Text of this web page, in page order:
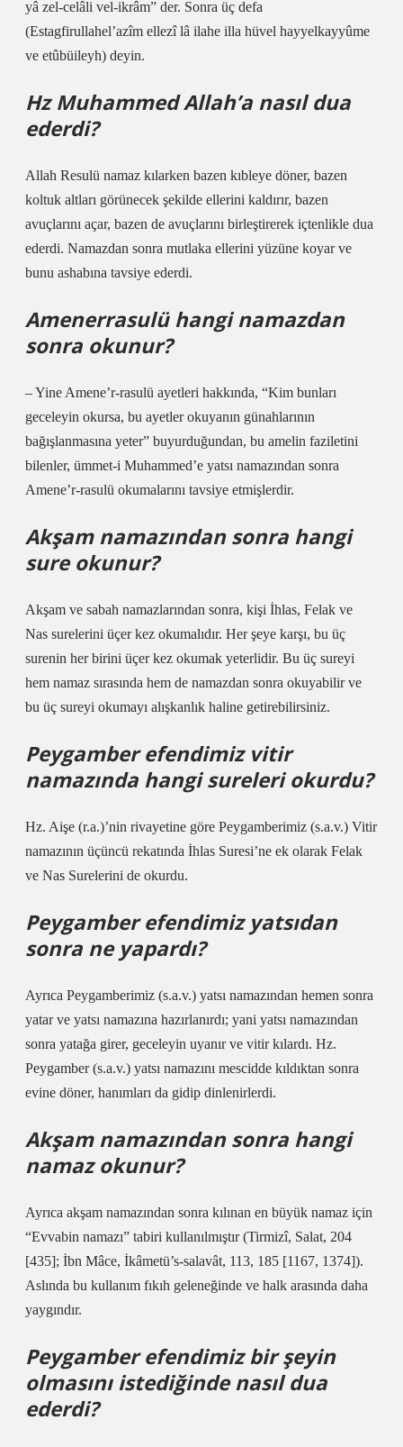
yâ zel-celâli vel-ikrâm” der. Sonra üç defa
(Estagfirullahel’azîm ellezî lâ ilahe illa hüvel hayyelkayyûme
ve etûbüileyh) deyin.
Hz Muhammed Allah’a nasıl dua
ederdi?
Allah Resulü namaz kılarken bazen kıbleye döner, bazen
koltuk altları görünecek şekilde ellerini kaldırır, bazen
avuçlarını açar, bazen de avuçlarını birleştirerek içtenlikle dua
ederdi. Namazdan sonra mutlaka ellerini yüzüne koyar ve
bunu ashabına tavsiye ederdi.
Amenerrasulü hangi namazdan
sonra okunur?
– Yine Amene’r-rasulü ayetleri hakkında, “Kim bunları
geceleyin okursa, bu ayetler okuyanın günahlarının
bağışlanmasına yeter” buyurduğundan, bu amelin faziletini
bilenler, ümmet-i Muhammed’e yatsı namazından sonra
Amene’r-rasulü okumalarını tavsiye etmişlerdir.
Akşam namazından sonra hangi
sure okunur?
Akşam ve sabah namazlarından sonra, kişi İhlas, Felak ve
Nas surelerini üçer kez okumalıdır. Her şeye karşı, bu üç
surenin her birini üçer kez okumak yeterlidir. Bu üç sureyi
hem namaz sırasında hem de namazdan sonra okuyabilir ve
bu üç sureyi okumayı alışkanlık haline getirebilirsiniz.
Peygamber efendimiz vitir
namazında hangi sureleri okurdu?
Hz. Aişe (r.a.)’nin rivayetine göre Peygamberimiz (s.a.v.) Vitir
namazının üçüncü rekatında İhlas Suresi’ne ek olarak Felak
ve Nas Surelerini de okurdu.
Peygamber efendimiz yatsıdan
sonra ne yapardı?
Ayrıca Peygamberimiz (s.a.v.) yatsı namazından hemen sonra
yatar ve yatsı namazına hazırlanırdı; yani yatsı namazından
sonra yatağa girer, geceleyin uyanır ve vitir kılardı. Hz.
Peygamber (s.a.v.) yatsı namazını mescidde kıldıktan sonra
evine döner, hanımları da gidip dinlenirlerdi.
Akşam namazından sonra hangi
namaz okunur?
Ayrıca akşam namazından sonra kılınan en büyük namaz için
“Evvabin namazı” tabiri kullanılmıştır (Tirmizî, Salat, 204
[435]; İbn Mâce, İkâmetü’s-salavât, 113, 185 [1167, 1374]).
Aslında bu kullanım fıkıh geleneğinde ve halk arasında daha
yaygındır.
Peygamber efendimiz bir şeyin
olmasını istediğinde nasıl dua
ederdi?